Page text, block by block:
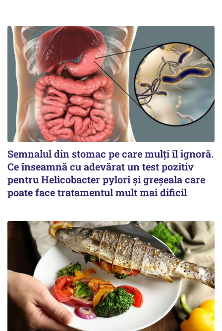
Semnalul din stomac pe care mulți îl ignoră.
Ce înseamnă cu adevărat un test pozitiv
pentru Helicobacter pylori și greșeala care
poate face tratamentul mult mai dificil